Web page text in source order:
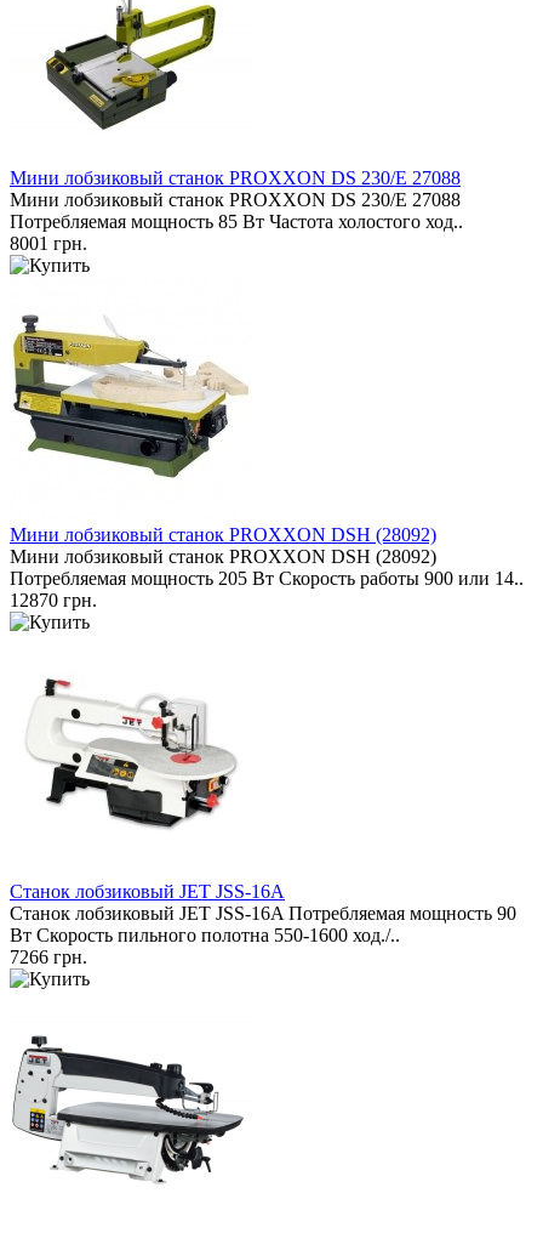
Мини лобзиковый станок PROXXON DS 230/E 27088
Мини лобзиковый станок PROXXON DS 230/E 27088 ​
Потребляемая мощность 85 Вт Частота холостого ход..
8001 грн.
Мини лобзиковый станок PROXXON DSH (28092)
Мини лобзиковый станок PROXXON DSH (28092)
Потребляемая мощность 205 Вт Скорость работы 900 или 14..
12870 грн.
Станок лобзиковый JET JSS-16A
Станок лобзиковый JET JSS-16A Потребляемая мощность 90
Вт Скорость пильного полотна 550-1600 ход./..
7266 грн.